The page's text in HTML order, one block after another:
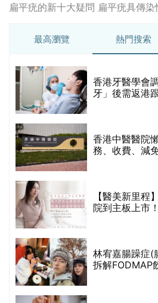
扁平疣的新十大疑問 扁平疣具傳
最高瀏覽 熱門搜索
香港牙醫學會
牙」後需返港
香港中醫醫院
務、收費、減
【醫美新里程
院到主板上市
林宥嘉腸躁症(
拆解FODMAP